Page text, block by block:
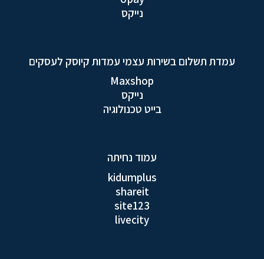
נייקס
עמדת תשלום בשירות עצמי עמדות קיוסק לעסקים
Maxshop
נייקס
בייט טכנולוגיה
עמוד נחיתה
kidumplus
shareit
site123
livecity